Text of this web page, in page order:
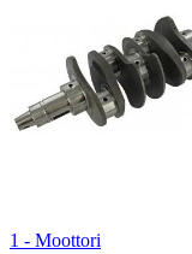
1 - Moottori